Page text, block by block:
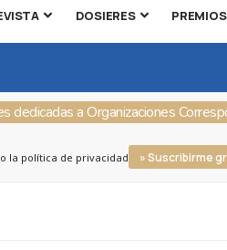
DOSIERES PREMIOS
dedicadas a Organizaciones
la política de privacidad » Suscribirme